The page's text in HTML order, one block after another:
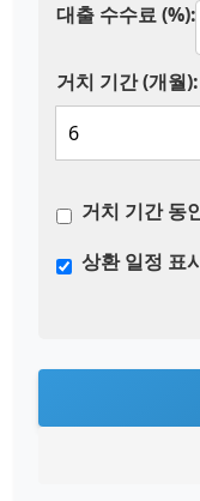
대출 수수료 (%):
거치 기간 (개월):
거치 기간 동
상환 일정 표